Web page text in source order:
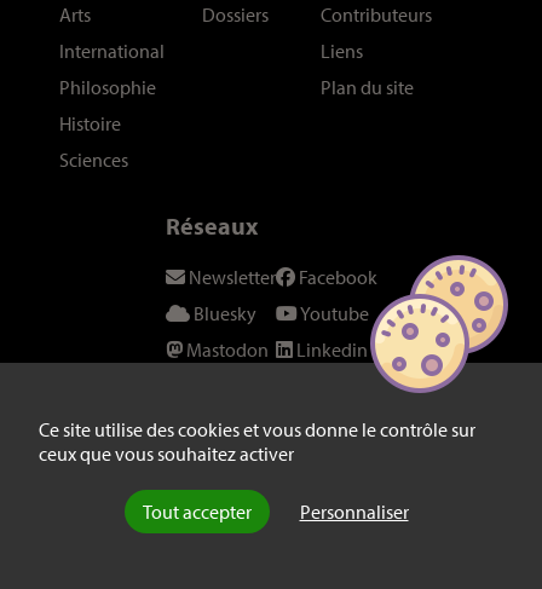
Ce site utilise des cookies et vous donne le contrôle sur
ceux que vous souhaitez activer
Tout accepter Personnaliser
Arts
International
Philosophie
Histoire
Sciences
Dossiers
Contributeurs
Liens
Plan du site
Réseaux
Newsletter
Bluesky
Mastodon
Instagram
Twitter/X
Facebook
Youtube
Linkedin
Fil RSS